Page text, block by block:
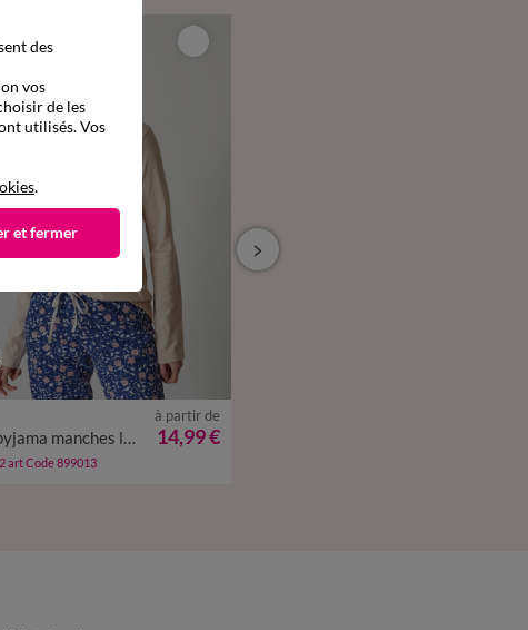
50 52
54
T-shirt pyjama manches longues motif floral imprimé
à partir de
14,99 €
art Code 899013
des
vos
de les
utilisés. Vos
.
et fermer